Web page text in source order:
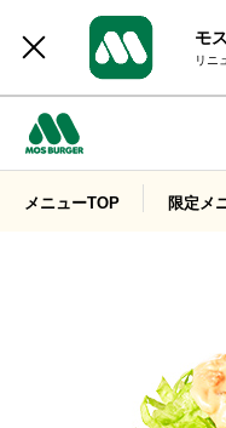
モ
リニ
メニューTOP 限定メ